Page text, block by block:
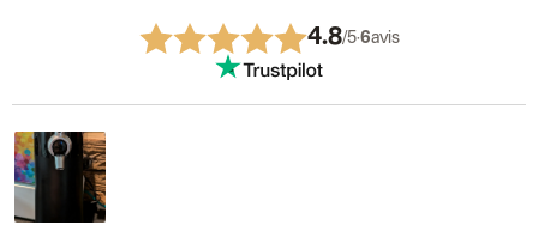
4.8/5·6avis